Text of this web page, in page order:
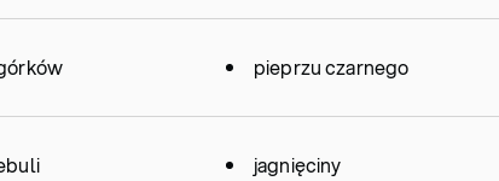
pieprzu czarnego
jagnięciny